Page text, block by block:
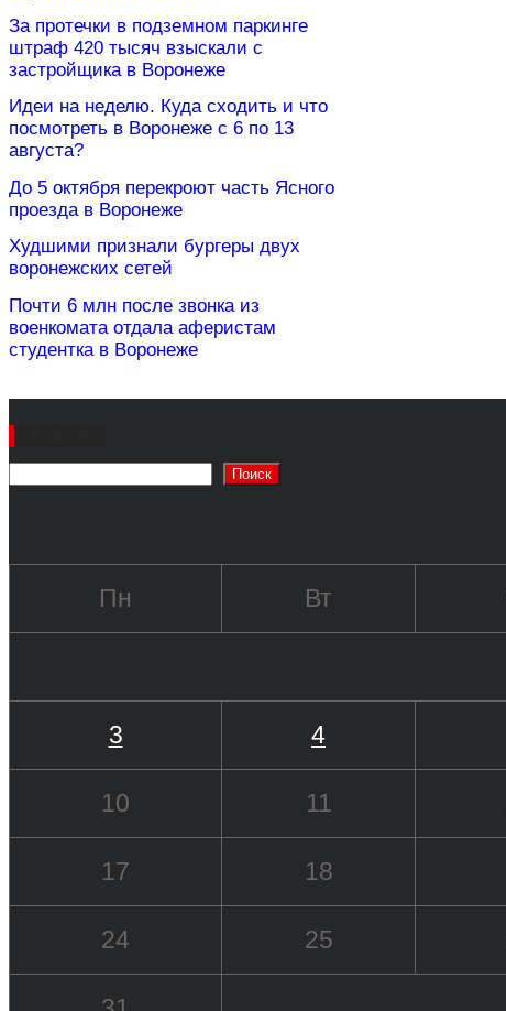
За протечки в подземном паркинге
штраф 420 тысяч взыскали с
застройщика в Воронеже
Идеи на неделю. Куда сходить и что
посмотреть в Воронеже с 6 по 13
августа?
До 5 октября перекроют часть Ясного
проезда в Воронеже
Худшими признали бургеры двух
воронежских сетей
Почти 6 млн после звонка из
военкомата отдала аферистам
студентка в Воронеже
Поиск
Пн Вт
3 4
10 11
17 18
24 25